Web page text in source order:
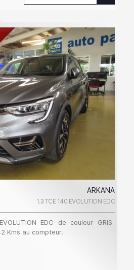
ARKANA
1.3 TCE 140 EVOLUTION EDC
EDC de couleur GRIS
Kms au compteur.